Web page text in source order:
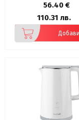
56.40 €
110.31 лв.
Добави